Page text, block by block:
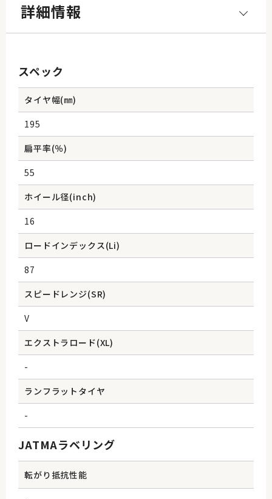
詳細情報
スペック
タイヤ幅(㎜)
195
扁平率(％)
55
ホイール径(inch)
16
ロードインデックス(Li)
87
スピードレンジ(SR)
V
エクストラロード(XL)
-
ランフラットタイヤ
-
JATMAラベリング
転がり抵抗性能